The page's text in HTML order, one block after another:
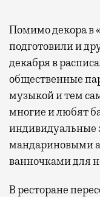
Помимо декора в
подготовили и
декабря в
общественные
музыкой и тем
многие и любят
мандариновыми
ванночками для
В ресторане